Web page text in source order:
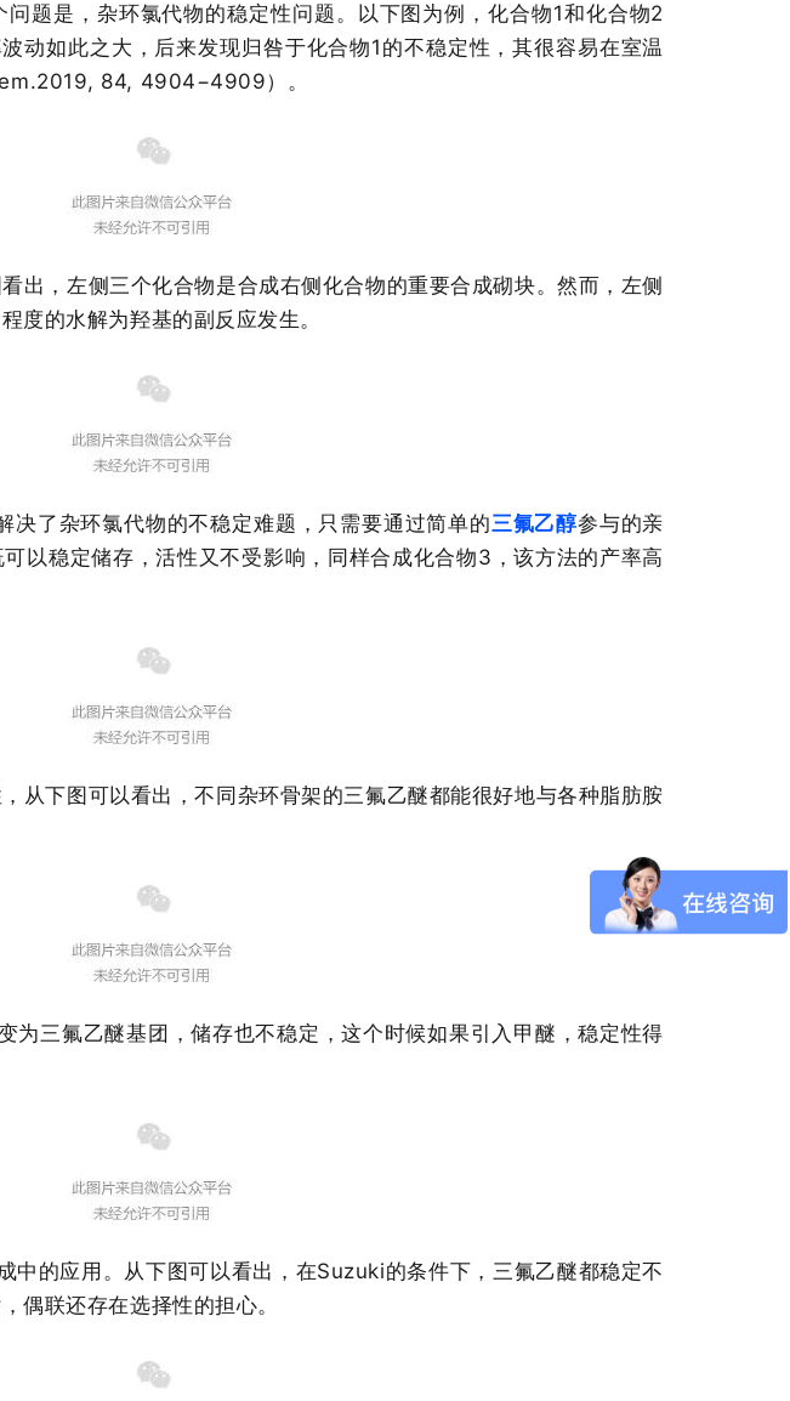
题是，杂环氯代物的稳定性问题。以下图为例，化合物1和化合物2
动如此之大，后来发现归咎于化合物1的不稳定性，其很容易在室温
84, 4904−4909）。
出，左侧三个化合物是合成右侧化合物的重要合成砌块。然而，左侧
度的水解为羟基的副反应发生。
决了杂环氯代物的不稳定难题，只需要通过简单的三氟乙醇参与的亲
以稳定储存，活性又不受影响，同样合成化合物3，该方法的产率高
从下图可以看出，不同杂环骨架的三氟乙醚都能很好地与各种脂肪胺
为三氟乙醚基团，储存也不稳定，这个时候如果引入 甲醚 ，稳定性得
中的应用。从下图可以看出，在Suzuki的条件下，三氟乙醚都稳定不
偶联还存在选择性的担心。